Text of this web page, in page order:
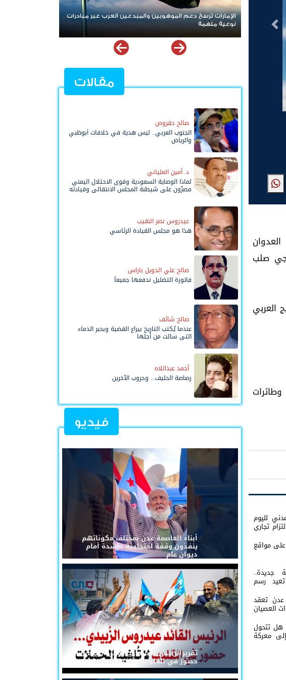
التالى
صلب
العربي
لليوم
تجاري
مواقع
جديدة..
تعيد رسم
عدن تعقد
العصيان
هل تتحول
معركة
الإمارات ترسخ دعم الموهوبين والمبدعين العرب عبر مبادرات
نوعية ملهمة
مليشيات الحوثي تعلن
مقالات
صالح حقروص
الجنوب العربي.. ليس هدية في خلافات أبوظبي
والرياض
د. أمين العلياني
لماذا الوصاية السعودية وقوى الاحتلال اليمني
مصرّون على شيطنة المجلس الانتقالي وقيادته
عيدروس نصر النقيب
هذا هو مجلس القيادة الرئاسي
صالح علي الدويل باراس
فاتورة التضليل ندفعها جميعاً
صالح شائف
عندما يُكتب التاريخ بيراع القضية وبحبر الدماء
التي سالت من أجلها
أحمد عبداللاه
رصاصة الحليف... وحروب الآخرين
فيديو
أبناء العاصمة عدن بمختلف مكوناتهم
ينفذون وقفة احتجاجية حاشدة أمام
ديوان عام
تقريرالرئيس القائد عيدروس الزُبيدي...
حضورٌ في القلوب لا تُلغيه الحملات